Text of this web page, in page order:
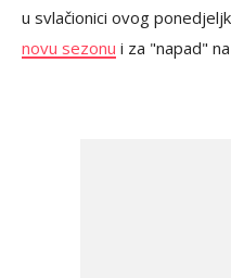
u svlačionici ovog
novu sezonu i za "napad"